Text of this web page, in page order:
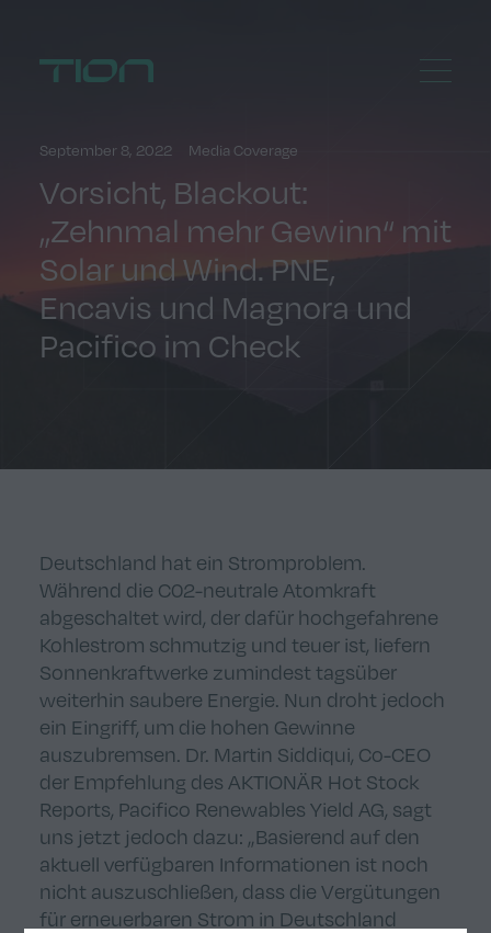
Home Menu
September 8, 2022 Media Coverage
Vorsicht, Blackout:
„Zehnmal mehr Gewinn“ mit
Solar und Wind. PNE,
Encavis und Magnora und
Pacifico im Check
Deutschland hat ein Stromproblem.
Während die C02-neutrale Atomkraft
abgeschaltet wird, der dafür hochgefahrene
Kohlestrom schmutzig und teuer ist, liefern
Sonnenkraftwerke zumindest tagsüber
weiterhin saubere Energie. Nun droht jedoch
ein Eingriff, um die hohen Gewinne
auszubremsen. Dr. Martin Siddiqui, Co-CEO
der Empfehlung des AKTIONÄR Hot Stock
Reports, Pacifico Renewables Yield AG, sagt
uns jetzt jedoch dazu: „Basierend auf den
aktuell verfügbaren Informationen ist noch
nicht auszuschließen, dass die Vergütungen
für erneuerbaren Strom in Deutschland